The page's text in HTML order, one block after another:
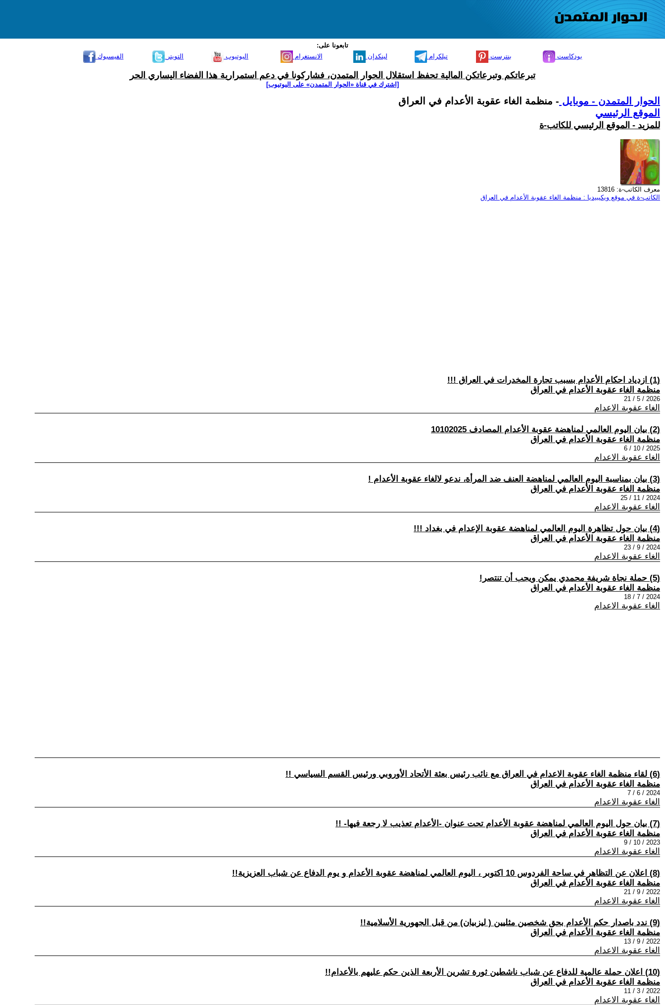
تابعونا على:
الفيسبوك
التويتر اليوتيوب الانستغرام لينكدإن تيلكرام بنترست بودكاست
تبرعاتكم وتبرعاتكن المالية تحفظ استقلال الحوار المتمدن، فشاركونا في دعم استمرارية هذا الفضاء اليساري الحر
[اشترك في قناة ‫«الحوار المتمدن» على اليوتيوب]
الحوار المتمدن - موبايل - منظمة الغاء عقوبة الأعدام في العراق
الموقع الرئيسي
للمزيد - الموقع الرئيسي للكاتب-ة
معرف الكاتب-ة: 13816
الكاتب-ة في موقع ويكيبيديا : منظمة الغاء عقوبة الأعدام في العراق
(1) ازدياد احكام الأعدام بسبب تجارة المخدرات في العراق !!!
منظمة الغاء عقوبة الأعدام في العراق
2026 / 5 / 21
الغاء عقوبة الاعدام
(2) بيان اليوم العالمي لمناهضة عقوبة الأعدام المصادف 10102025
منظمة الغاء عقوبة الأعدام في العراق
2025 / 10 / 6
الغاء عقوبة الاعدام
(3) بيان بمناسبة اليوم العالمي لمناهضة العنف ضد المرأة، ندعو لالغاء عقوبة الأعدام !
منظمة الغاء عقوبة الأعدام في العراق
2024 / 11 / 25
الغاء عقوبة الاعدام
(4) بيان حول تظاهرة اليوم العالمي لمناهضة عقوبة الإعدام في بغداد !!!
منظمة الغاء عقوبة الأعدام في العراق
2024 / 9 / 23
الغاء عقوبة الاعدام
(5) حملة نجاة شريفة محمدي يمكن ويجب أن تنتصر!
منظمة الغاء عقوبة الأعدام في العراق
2024 / 7 / 18
الغاء عقوبة الاعدام
(6) لقاء منظمة الغاء عقوبة الاعدام في العراق مع نائب رئيس بعثة الأتحاد الأوروبي ورئيس القسم السياسي !!
منظمة الغاء عقوبة الأعدام في العراق
2024 / 6 / 7
الغاء عقوبة الاعدام
(7) بيان حول اليوم العالمي لمناهضة عقوبة الأعدام تحت عنوان -الأعدام تعذيب لا رجعة فيها- !!
منظمة الغاء عقوبة الأعدام في العراق
2023 / 10 / 9
الغاء عقوبة الاعدام
(8) اعلان عن التظاهر في ساحة الفردوس 10 اكتوبر ، اليوم العالمي لمناهضة عقوبة الأعدام و يوم الدفاع عن شباب العزيزية!!
منظمة الغاء عقوبة الأعدام في العراق
2022 / 9 / 21
الغاء عقوبة الاعدام
(9) ندد باصدار حكم الأعدام بحق شخصين مثليين ( ليزبيان) من قبل الجهورية الأسلامية!!
منظمة الغاء عقوبة الأعدام في العراق
2022 / 9 / 13
الغاء عقوبة الاعدام
(10) اعلان حملة عالمية للدفاع عن شباب ناشطين ثورة تشرين الأربعة الذين حكم عليهم بالأعدام!!
منظمة الغاء عقوبة الأعدام في العراق
2022 / 3 / 11
الغاء عقوبة الاعدام